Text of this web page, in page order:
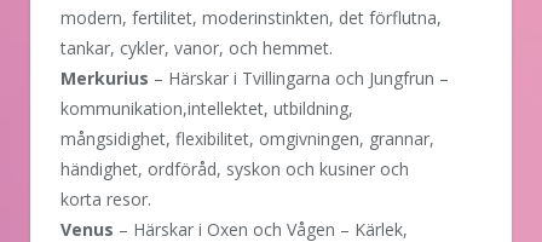
modern, fertilitet, moderinstinkten, det förflutna,
tankar, cykler, vanor, och hemmet.
Merkurius – Härskar i Tvillingarna och Jungfrun –
kommunikation,intellektet, utbildning,
mångsidighet, flexibilitet, omgivningen, grannar,
händighet, ordföråd, syskon och kusiner och
korta resor.
Venus – Härskar i Oxen och Vågen – Kärlek,